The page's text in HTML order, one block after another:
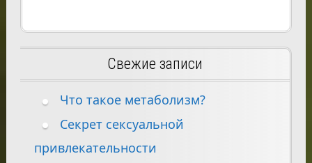
Свежие записи
Что такое метаболизм?
Секрет сексуальной
привлекательности